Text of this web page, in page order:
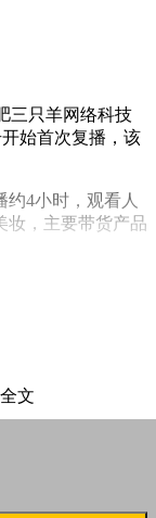
三只羊网络科技
始首次复播，该
4小时，观看人
妆，主要带货产品
文